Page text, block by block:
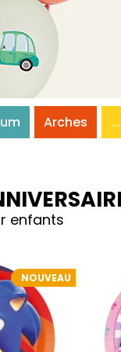
Arches ...
enfants
NOUVEAU